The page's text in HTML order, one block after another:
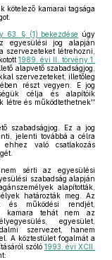
kötelező kamarai tagsága
63. § (1) bekezdése úgy
egyesülési jog alapján
szervezeteket létrehozni,
1989. évi II. törvény 1.
alapvető szabadságjog,
szervezeteket, illetőleg
részt vegyen. E jog
célja és alapítóik
létre és működtethetnek''
szabadságjog. Ez a jog
jelenti továbbá a célra
ehhez való csatlakozás
sérti az egyesülési
szabadság alapján
alapították,
határozták meg. Az
és működési rendjét,
kamara tehát nem az
egyesület,
szervezet, hanem
A köztestület fogalmát a
szóló 1993. évi XCII.